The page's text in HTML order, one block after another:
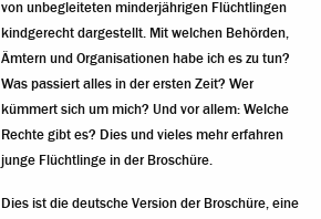
von unbegleiteten minderjährigen Flüchtlingen
kindgerecht dargestellt. Mit welchen Behörden,
Ämtern und Organisationen habe ich es zu tun?
Was passiert alles in der ersten Zeit? Wer
kümmert sich um mich? Und vor allem: Welche
Rechte gibt es? Dies und vieles mehr erfahren
junge Flüchtlinge in der Broschüre.
Dies ist die deutsche Version der Broschüre, eine